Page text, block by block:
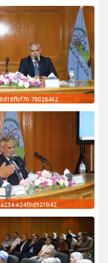
78028462-d659-420d-b95d-2ac0d18fbf70
e24f0d921b42